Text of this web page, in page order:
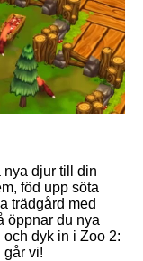
nya djur till din
föd upp söta
trädgård med
öppnar du nya
dyk in i Zoo 2:
går vi!